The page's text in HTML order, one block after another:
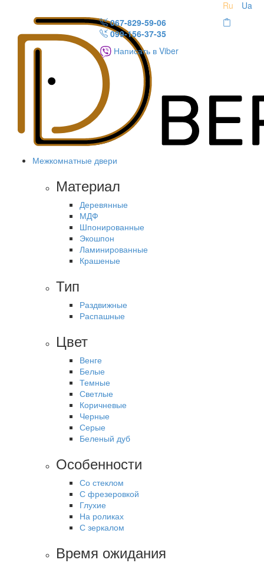
Ru
Ua
067-829-59-06
099-156-37-35
Написать в Viber
Межкомнатные двери
Материал
Деревянные
МДФ
Шпонированные
Экошпон
Ламинированные
Крашеные
Тип
Раздвижные
Распашные
Цвет
Венге
Белые
Темные
Светлые
Коричневые
Черные
Серые
Беленый дуб
Особенности
Со стеклом
С фрезеровкой
Глухие
На роликах
С зеркалом
Время ожидания